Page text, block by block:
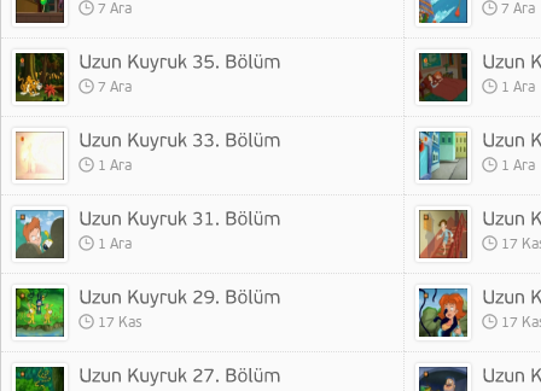
7 Ara 7 Ara
7 Ara 1 Ara
1 Ara 1 Ara
1 Ara 17
17 Kas 17